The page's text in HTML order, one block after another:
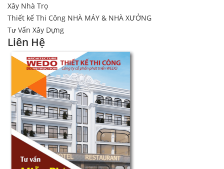
Xây Nhà Trọ
Thiết kế Thi Công NHÀ MÁY & NHÀ XƯỞNG
Tư Vấn Xây Dựng
Liên Hệ